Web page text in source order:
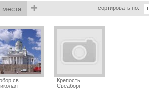
+ сортировать по:
св.
Крепость
Свеаборг